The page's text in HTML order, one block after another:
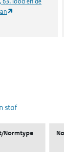
(opent in een
stof
Normtype